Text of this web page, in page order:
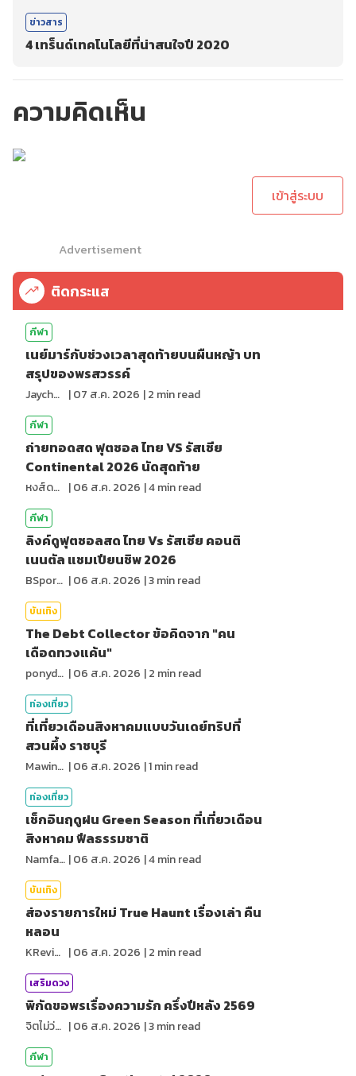
ข่าวสาร
4 เทร็นด์เทคโนโลยีที่น่าสนใจปี 2020
ความคิดเห็น
เข้าสู่ระบบ
Advertisement
ติดกระแส
กีฬา
เนย์มาร์กับช่วงเวลาสุดท้ายบนผืนหญ้า บท
สรุปของพรสวรรค์
Jaychou |07 ส.ค. 2026 |2 min read
กีฬา
ถ่ายทอดสด ฟุตซอล ไทย VS รัสเซีย
Continental 2026 นัดสุดท้าย
หงส์ดรุณ |06 ส.ค. 2026 |4min read
กีฬา
ลิงค์ดูฟุตซอลสด ไทย Vs รัสเซีย คอนติ
เนนตัล แชมเปียนชิพ 2026
BSports8 |06 ส.ค. 2026 |3min read
บันเทิง
The Debt Collector ข้อคิดจาก "คน
เดือดทวงแค้น"
ponydiary |06 ส.ค. 2026 |2 min read
ท่องเที่ยว
ที่เที่ยวเดือนสิงหาคมแบบวันเดย์ทริปที่
สวนผึ้ง ราชบุรี
MawinMatravel |06 ส.ค. 2026 |1min read
ท่องเที่ยว
เช็กอินฤดูฝน Green Season ที่เที่ยวเดือน
สิงหาคม ฟีลธรรมชาติ
NamfahPhupha |06 ส.ค. 2026 |4min read
บันเทิง
ส่องรายการใหม่ True Haunt เรื่องเล่า คืน
หลอน
KReview |06 ส.ค. 2026 |2 min read
เสริมดวง
พิกัดขอพรเรื่องความรัก ครึ่งปีหลัง 2569
จิตไม่ว่าง |06 ส.ค. 2026 |3min read
กีฬา